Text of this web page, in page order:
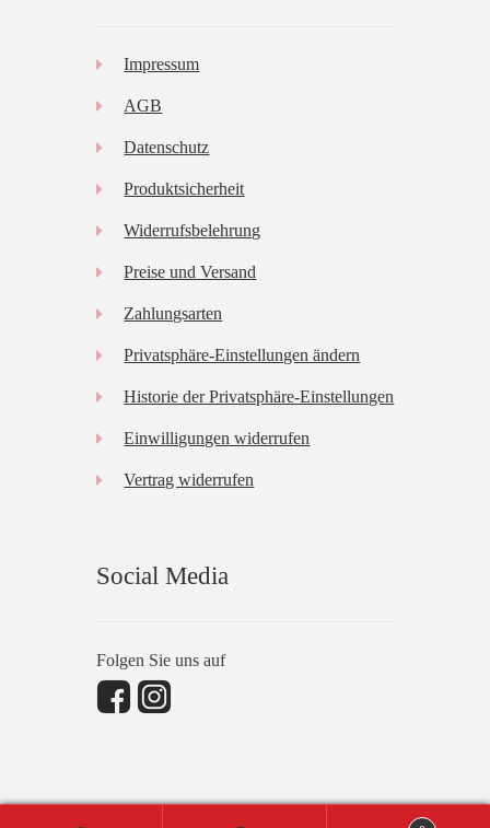
Impressum
AGB
Datenschutz
Produktsicherheit
Widerrufsbelehrung
Preise und Versand
Zahlungsarten
Privatsphäre-Einstellungen ändern
Historie der Privatsphäre-Einstellungen
Einwilligungen widerrufen
Vertrag widerrufen
Social Media
Folgen Sie uns auf